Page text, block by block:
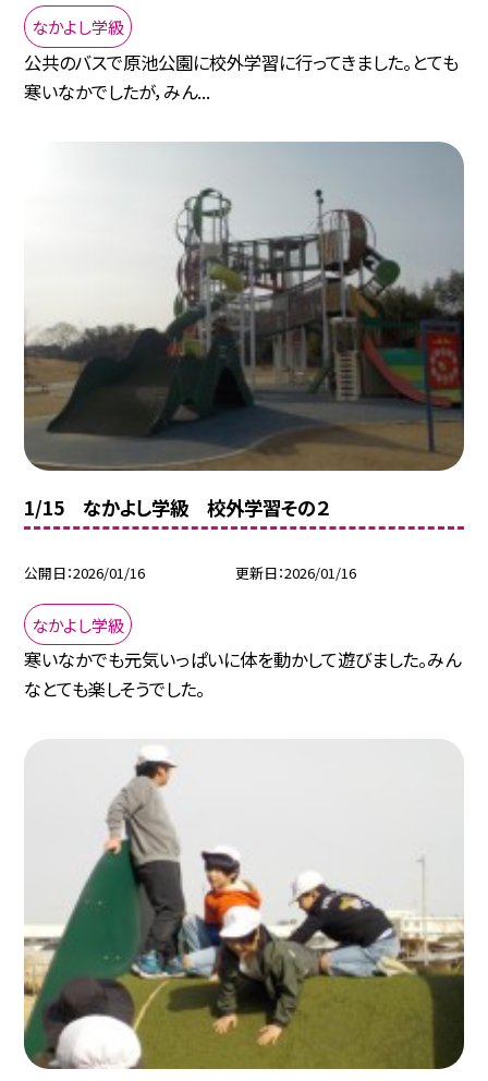
なかよし学級
公共のバスで原池公園に校外学習に行ってきました。とても
寒いなかでしたが，みん...
1/15 なかよし学級 校外学習その２
公開日 2026/01/16 更新日 2026/01/16
なかよし学級
寒いなかでも元気いっぱいに体を動かして遊びました。みん
なとても楽しそうでした。